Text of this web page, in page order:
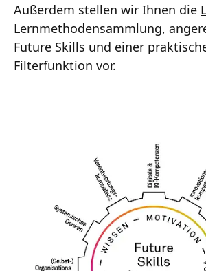
Außerdem stellen wir Ihnen die
Lernmethodensammlung,
Future Skills und einer
Filterfunktion vor.